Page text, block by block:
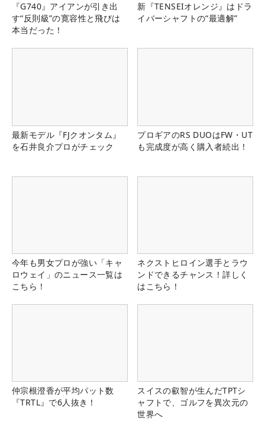
『G740』アイアンが引き出
す“反則級”の寛容性と飛びは
本当だった！
新『TENSEIオレンジ』はドラ
イバーシャフトの“最適解”
最新モデル『FJクオンタム』
を石井良介プロがチェック
プロギアのRS DUOはFW・UT
も完成度が高く購入者続出！
今年も男女プロが強い「キャ
ロウェイ」のニュース一覧は
こちら！
ネクストヒロイン選手とラウ
ンドできるチャンス！詳しく
はこちら！
仲宗根澄香が平均パット数
『TRTL』で6人抜き！
スイスの叡智が生んだTPTシ
ャフトで、ゴルフを異次元の
世界へ